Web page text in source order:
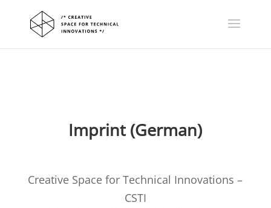
Imprint (German)
Creative Space for Technical Innovations –
CSTI